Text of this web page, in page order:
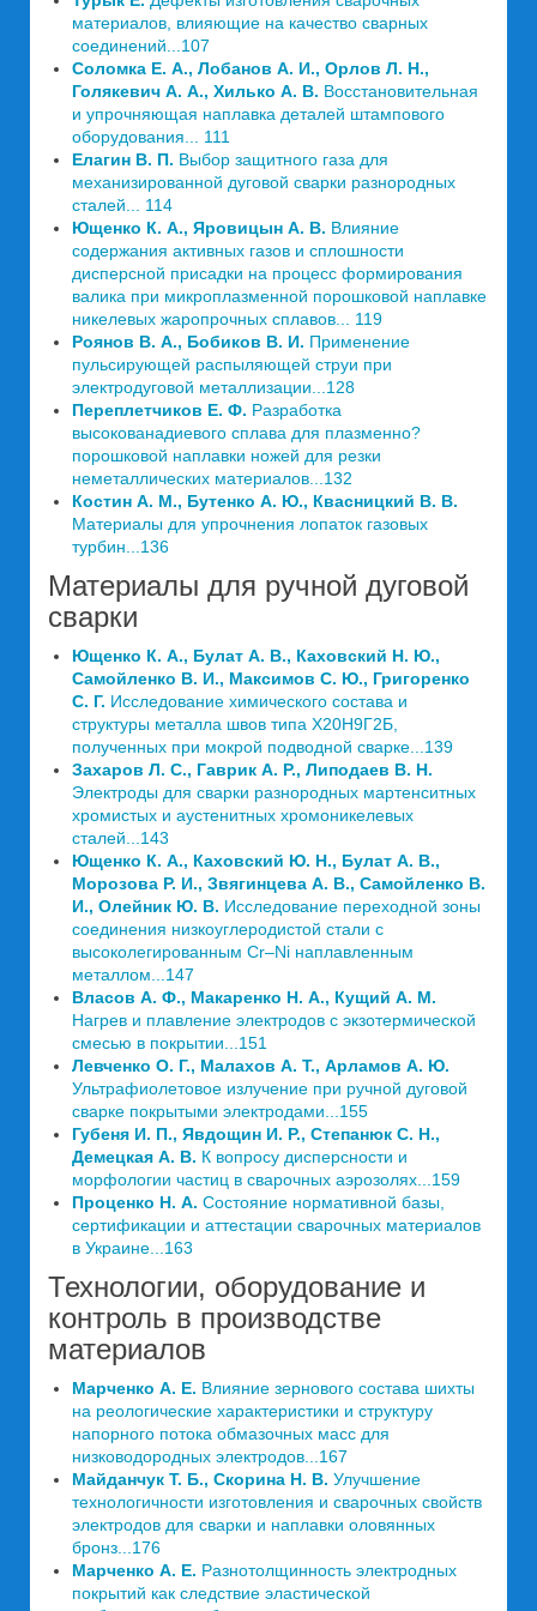
материалов, влияющие на качество сварных
соединений...107
Соломка Е. А., Лобанов А. И., Орлов Л. Н.,
Голякевич А. А., Хилько А. В. Восстановительная
и упрочняющая наплавка деталей штампового
оборудования... 111
Елагин В. П. Выбор защитного газа для
механизированной дуговой сварки разнородных
сталей... 114
Ющенко К. А., Яровицын А. В. Влияние
содержания активных газов и сплошности
дисперсной присадки на процесс формирования
валика при микроплазменной порошковой наплавке
никелевых жаропрочных сплавов... 119
Роянов В. А., Бобиков В. И. Применение
пульсирующей распыляющей струи при
электродуговой металлизации...128
Переплетчиков Е. Ф. Разработка
высокованадиевого сплава для плазменно?
порошковой наплавки ножей для резки
неметаллических материалов...132
Костин А. М., Бутенко А. Ю., Квасницкий В. В.
Материалы для упрочнения лопаток газовых
турбин...136
Материалы для ручной дуговой
сварки
Ющенко К. А., Булат А. В., Каховский Н. Ю.,
Самойленко В. И., Максимов С. Ю., Григоренко
С. Г. Исследование химического состава и
структуры металла швов типа Х20Н9Г2Б,
полученных при мокрой подводной сварке...139
Захаров Л. С., Гаврик А. Р., Липодаев В. Н.
Электроды для сварки разнородных мартенситных
хромистых и аустенитных хромоникелевых
сталей...143
Ющенко К. А., Каховский Ю. Н., Булат А. В.,
Морозова Р. И., Звягинцева А. В., Самойленко В.
И., Олейник Ю. В. Исследование переходной зоны
соединения низкоуглеродистой стали с
высоколегированным Cr–Ni наплавленным
металлом...147
Власов А. Ф., Макаренко Н. А., Кущий A. M.
Нагрев и плавление электродов с экзотермической
смесью в покрытии...151
Левченко О. Г., Малахов А. Т., Арламов А. Ю.
Ультрафиолетовое излучение при ручной дуговой
сварке покрытыми электродами...155
Губеня И. П., Явдощин И. Р., Степанюк С. Н.,
Демецкая А. В. К вопросу дисперсности и
морфологии частиц в сварочных аэрозолях...159
Проценко Н. А. Состояние нормативной базы,
сертификации и аттестации сварочных материалов
в Украине...163
Технологии, оборудование и
контроль в производстве
материалов
Марченко А. Е. Влияние зернового состава шихты
на реологические характеристики и структуру
напорного потока обмазочных масс для
низководородных электродов...167
Майданчук Т. Б., Скорина Н. В. Улучшение
технологичности изготовления и сварочных свойств
электродов для сварки и наплавки оловянных
бронз...176
Марченко А. Е. Разнотолщинность электродных
покрытий как следствие эластической